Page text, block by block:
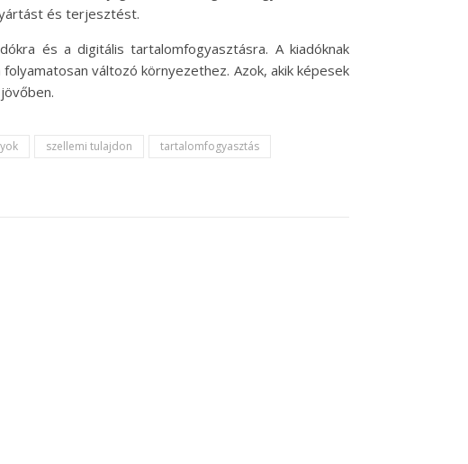
és terjesztést.
és a digitális tartalomfogyasztásra. A kiadóknak
változó környezethez. Azok, akik képesek
szellemi tulajdon
tartalomfogyasztás